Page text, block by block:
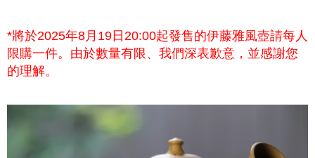
*將於2025年8月19日20:00起發售的伊藤雅風壺請每人
限購一件。由於數量有限、我們深表歉意，並感謝您
的理解。